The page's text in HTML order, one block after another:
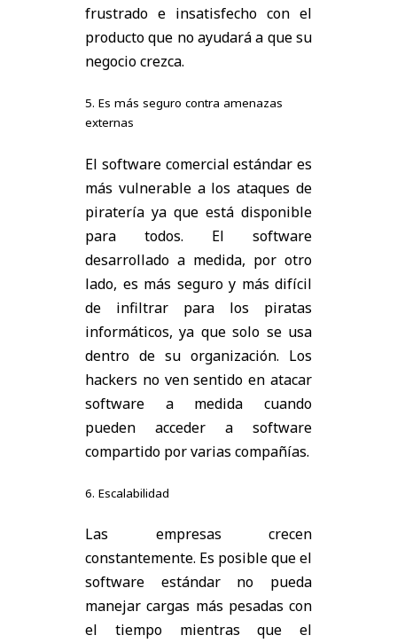
frustrado e insatisfecho con el
producto que no ayudará a que su
negocio crezca.
5. Es más seguro contra amenazas
externas
El software comercial estándar es
más vulnerable a los ataques de
piratería ya que está disponible
para todos. El software
desarrollado a medida, por otro
lado, es más seguro y más difícil
de infiltrar para los piratas
informáticos, ya que solo se usa
dentro de su organización. Los
hackers no ven sentido en atacar
software a medida cuando
pueden acceder a software
compartido por varias compañías.
6. Escalabilidad
Las empresas crecen
constantemente. Es posible que el
software estándar no pueda
manejar cargas más pesadas con
el tiempo mientras que el